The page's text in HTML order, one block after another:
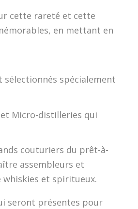
cette rareté et cette
en mettant en
sélectionnés spécialement
Micro-distilleries qui
couturiers du prêt-à-
assembleurs et
et spiritueux.
seront présentes pour